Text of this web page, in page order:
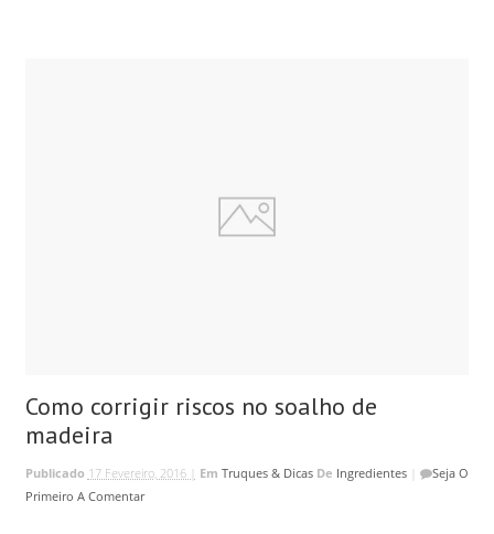
Como corrigir riscos no soalho de
madeira
Publicado 17 Fevereiro, 2016 | Em Truques & Dicas De Ingredientes|
Seja O
Primeiro A Comentar